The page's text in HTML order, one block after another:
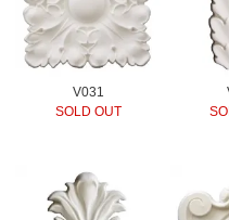
V031
SOLD OUT